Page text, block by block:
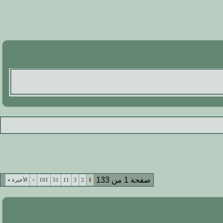
صفحة 1 من 133 1
2
3
11
51
101
> الأخيرة »